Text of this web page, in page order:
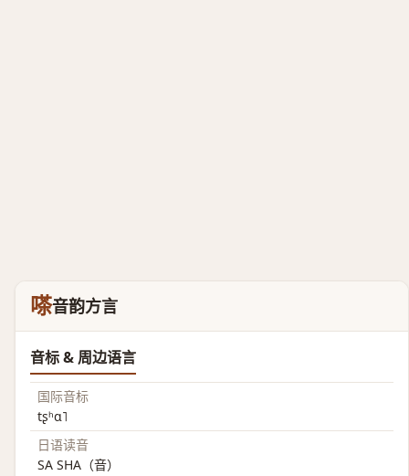
嗏音韵方言
音标 & 周边语言
国际音标
tʂʰɑ˥
日语读音
SA SHA（音）